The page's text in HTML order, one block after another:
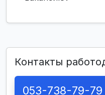
Контакты
053-738-79-79